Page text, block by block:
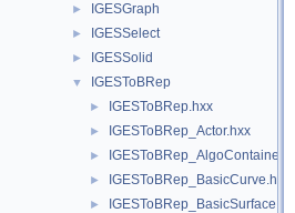
► IGESGraph
► IGESSelect
► IGESSolid
▼ IGESToBRep
► IGESToBRep.hxx
► IGESToBRep_Actor.hxx
►
► IGESToBRep_BasicCurve.hxx
► IGESToBRep_BasicSurface.hxx